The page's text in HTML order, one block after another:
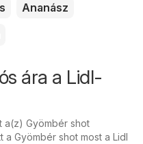
Ananász
ára a Lidl-
a(z) Gyömbér shot
Gyömbér shot most a Lidl